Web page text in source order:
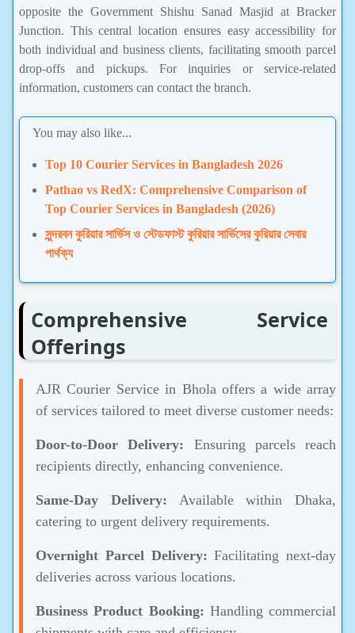
opposite the Government Shishu Sanad Masjid at Bracker
Junction. This central location ensures easy accessibility for
both individual and business clients, facilitating smooth parcel
drop-offs and pickups. For inquiries or service-related
information, customers can contact the branch.
You may also like...
Top 10 Courier Services in Bangladesh 2026
Pathao vs RedX: Comprehensive Comparison of
Top Courier Services in Bangladesh (2026)
সুন্দরবন কুরিয়ার সার্ভিস ও স্টেডফাস্ট কুরিয়ার সার্ভিসের কুরিয়ার সেবার
পার্থক্য
Comprehensive Service
Offerings
AJR Courier Service in Bhola offers a wide array
of services tailored to meet diverse customer needs:
Door-to-Door Delivery: Ensuring parcels reach
recipients directly, enhancing convenience.
Same-Day Delivery: Available within Dhaka,
catering to urgent delivery requirements.
Overnight Parcel Delivery: Facilitating next-day
deliveries across various locations.
Business Product Booking: Handling commercial